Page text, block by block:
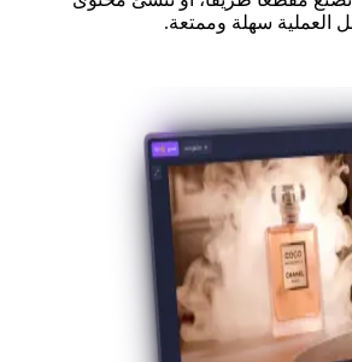
العملية سهلة وممتعة.